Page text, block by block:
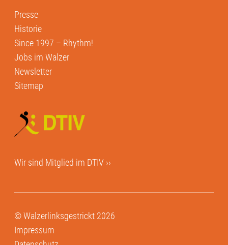
Presse
Historie
Since 1997 – Rhythm!
Jobs im Walzer
Newsletter
Sitemap
Wir sind Mitglied im DTIV ››
© Walzerlinksgestrickt 2026
Impressum